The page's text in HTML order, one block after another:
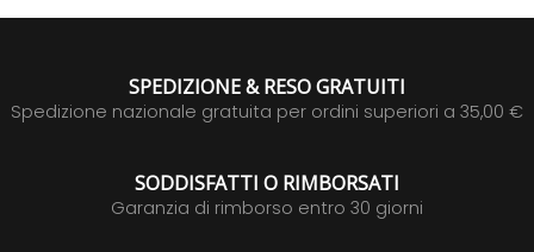
SPEDIZIONE & RESO GRATUITI
Spedizione nazionale gratuita per ordini superiori a 35,00 €
SODDISFATTI O RIMBORSATI
Garanzia di rimborso entro 30 giorni